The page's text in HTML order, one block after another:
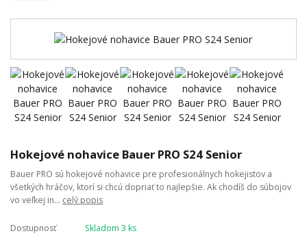
Hokejové nohavice Bauer PRO S24 Senior
Bauer PRO sú hokejové nohavice pre profesionálnych hokejistov a
všetkých hráčov, ktorí si chcú dopriať to najlepšie. Ak chodíš do súbojov
vo veľkej in... celý popis
Dostupnosť
Skladom 3 ks